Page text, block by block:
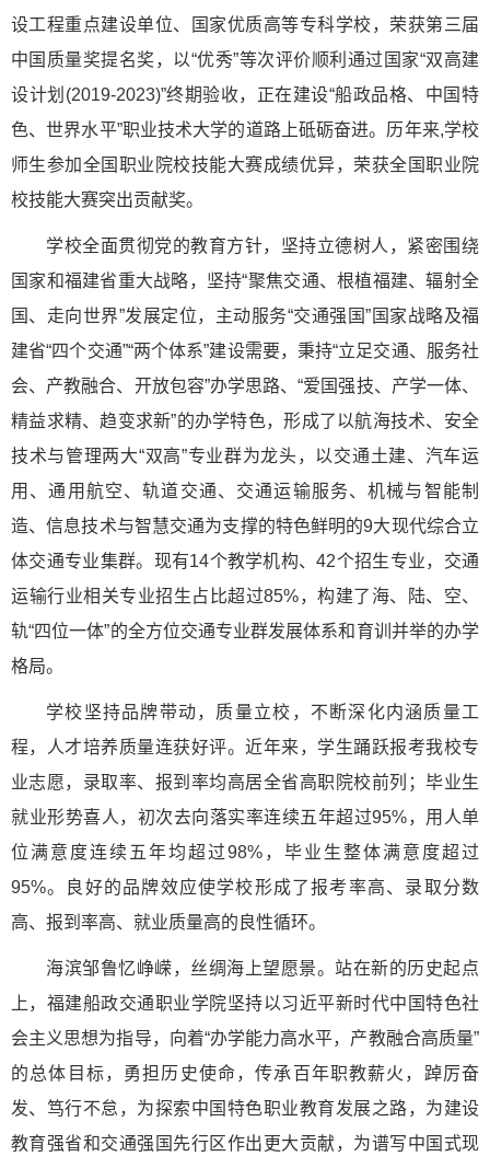
设工程重点建设单位、国家优质高等专科学校，荣获第三届
中国质量奖提名奖，以“优秀”等次评价顺利通过国家“双高建
设计划(2019-2023)”终期验收，正在建设“船政品格、中国特
色、世界水平”职业技术大学的道路上砥砺奋进。历年来,学校
师生参加全国职业院校技能大赛成绩优异，荣获全国职业院
校技能大赛突出贡献奖。
学校全面贯彻党的教育方针，坚持立德树人，紧密围绕
国家和福建省重大战略，坚持“聚焦交通、根植福建、辐射全
国、走向世界”发展定位，主动服务“交通强国”国家战略及福
建省“四个交通”“两个体系”建设需要，秉持“立足交通、服务社
会、产教融合、开放包容”办学思路、“爱国强技、产学一体、
精益求精、趋变求新”的办学特色，形成了以航海技术、安全
技术与管理两大“双高”专业群为龙头，以交通土建、汽车运
用、通用航空、轨道交通、交通运输服务、机械与智能制
造、信息技术与智慧交通为支撑的特色鲜明的9大现代综合立
体交通专业集群。现有14个教学机构、42个招生专业，交通
运输行业相关专业招生占比超过85%，构建了海、陆、空、
轨“四位一体”的全方位交通专业群发展体系和育训并举的办学
格局。
学校坚持品牌带动，质量立校，不断深化内涵质量工
程，人才培养质量连获好评。近年来，学生踊跃报考我校专
业志愿，录取率、报到率均高居全省高职院校前列；毕业生
就业形势喜人，初次去向落实率连续五年超过95%，用人单
位满意度连续五年均超过98%，毕业生整体满意度超过
95%。良好的品牌效应使学校形成了报考率高、录取分数
高、报到率高、就业质量高的良性循环。
海滨邹鲁忆峥嵘，丝绸海上望愿景。站在新的历史起点
上，福建船政交通职业学院坚持以习近平新时代中国特色社
会主义思想为指导，向着“办学能力高水平，产教融合高质量”
的总体目标，勇担历史使命，传承百年职教薪火，踔厉奋
发、笃行不怠，为探索中国特色职业教育发展之路，为建设
教育强省和交通强国先行区作出更大贡献，为谱写中国式现